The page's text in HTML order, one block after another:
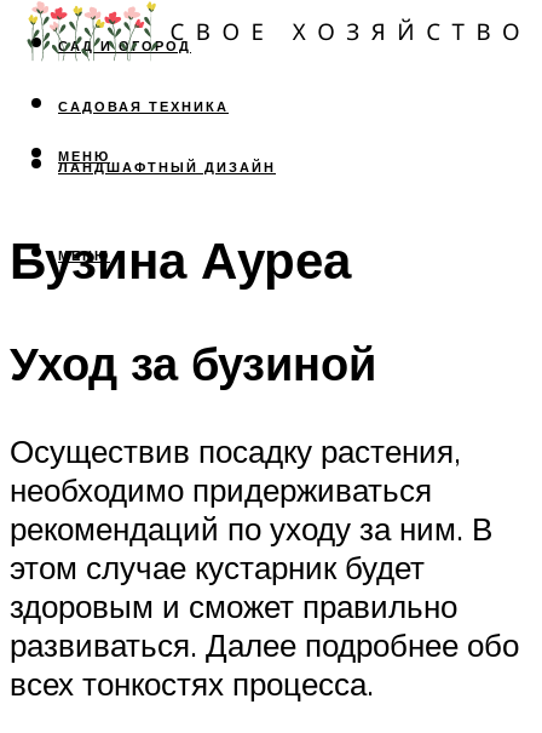
САД И ОГОРОД
САДОВАЯ ТЕХНИКА
ЛАНДШАФТНЫЙ ДИЗАЙН
МЕНЮ
МЕНЮ
Бузина Ауреа
Уход за бузиной
Осуществив посадку растения,
необходимо придерживаться
рекомендаций по уходу за ним. В
этом случае кустарник будет
здоровым и сможет правильно
развиваться. Далее подробнее обо
всех тонкостях процесса.